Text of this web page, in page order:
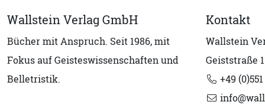
Wallstein Verlag GmbH
Bücher mit Anspruch. Seit 1986, mit
Fokus auf Geisteswissenschaften und
Belletristik.
Kontakt
Wallstein
Geiststraße
+49